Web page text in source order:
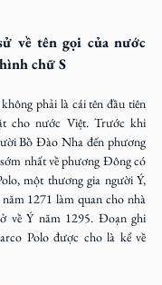
về tên gọi của nước
chữ S
phải là cái tên đầu tiên
cho nước Việt. Trước khi
Bồ Đào Nha đến phương
nhất về phương Đông có
một thương gia người Ý,
1271 làm quan cho nhà
về Ý năm 1295. Đoạn ghi
Polo được cho là kể về